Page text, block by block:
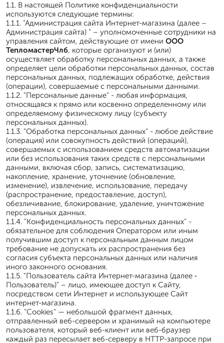
1.1. В настоящей Политике конфиденциальности
используются следующие термины:
1.1.1. "Администрация сайта Интернет-магазина (далее –
Администрация сайта) " – уполномоченные сотрудники на
управления сайтом, действующие от имени ООО
ТепломастерЧлб, которые организуют и (или)
осуществляет обработку персональных данных, а также
определяет цели обработки персональных данных, состав
персональных данных, подлежащих обработке, действия
(операции), совершаемые с персональными данными.
1.1.2. "Персональные данные" - любая информация,
относящаяся к прямо или косвенно определенному или
определяемому физическому лицу (субъекту
персональных данных).
1.1.3. "Обработка персональных данных" - любое действие
(операция) или совокупность действий (операций),
совершаемых с использованием средств автоматизации
или без использования таких средств с персональными
данными, включая сбор, запись, систематизацию,
накопление, хранение, уточнение (обновление,
изменение), извлечение, использование, передачу
(распространение, предоставление, доступ),
обезличивание, блокирование, удаление, уничтожение
персональных данных.
1.1.4. "Конфиденциальность персональных данных" -
обязательное для соблюдения Оператором или иным
получившим доступ к персональным данным лицом
требование не допускать их распространения без
согласия субъекта персональных данных или наличия
иного законного основания.
1.1.5. "Пользователь сайта Интернет-магазина (далее ‑
Пользователь)" – лицо, имеющее доступ к Сайту,
посредством сети Интернет и использующее Сайт
интернет-магазина.
1.1.6. "Cookies" — небольшой фрагмент данных,
отправленный веб-сервером и хранимый на компьютере
пользователя, который веб-клиент или веб-браузер
каждый раз пересылает веб-серверу в HTTP-запросе при